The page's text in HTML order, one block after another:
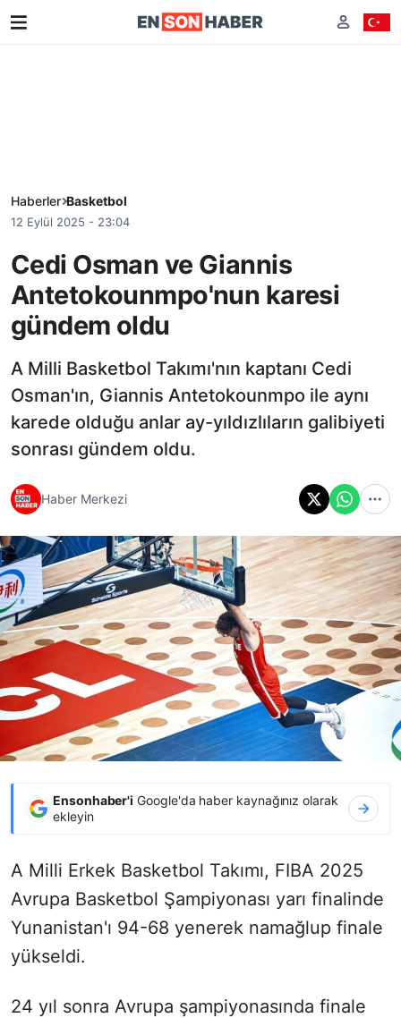
Haberler Basketbol
12 Eylül 2025 - 23:04
Cedi Osman ve Giannis
Antetokounmpo'nun karesi
gündem oldu
A Milli Basketbol Takımı'nın kaptanı Cedi
Osman'ın, Giannis Antetokounmpo ile aynı
karede olduğu anlar ay-yıldızlıların galibiyeti
sonrası gündem oldu.
Haber Merkezi
Ensonhaber'i Google'da haber kaynağınız olarak
ekleyin
A Milli Erkek Basketbol Takımı, FIBA 2025
Avrupa Basketbol Şampiyonası yarı finalinde
Yunanistan'ı 94-68 yenerek namağlup finale
yükseldi.
24 yıl sonra Avrupa şampiyonasında finale